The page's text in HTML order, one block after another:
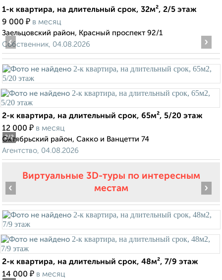
1-к квартира, на длительный срок, 32м², 2/5 этаж
9 000 ₽ в месяц
Заельцовский район, Красный проспект 92/1
Собственник, 04.08.2026
2/2
‹ ›
2-к квартира, на длительный срок, 65м², 5/20 этаж
12 000 ₽ в месяц
Октябрьский район, Сакко и Ванцетти 74
Агентство, 04.08.2026
Виртуальные 3D-туры по интересным
местам
‹ ›
2-к квартира, на длительный срок, 48м², 7/9 этаж
14 000 ₽ в месяц